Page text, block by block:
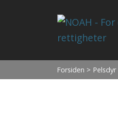
Forsiden > Pelsdyr